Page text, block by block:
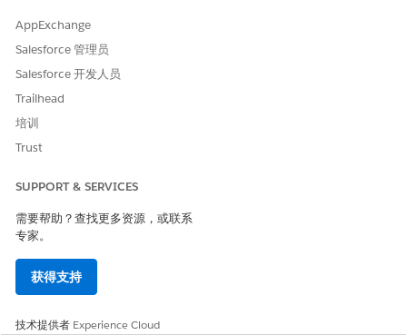
AppExchange
Salesforce 管理员
Salesforce 开发人员
Trailhead
培训
Trust
SUPPORT & SERVICES
需要帮助？查找更多资源，或联系
专家。
获得支持
技术提供者 Experience Cloud